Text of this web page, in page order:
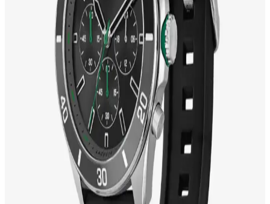
Günümüzde saatler, şıklık ve statü simgesi olmanın yanı sıra kişisel
tarzı yansıtan önemli aksesuarlar arasında yer alır. En popüler ve
güvenilir markaları, seçim kriterlerini ve güncel trendleri keşfedin.
Casio Klasik Saatler: Zamansız Şıklık ve
Fonksiyonelliğin Buluşması
Casio klasik saatler, şık tasarımı ve fonksiyonel özellikleriyle her
ortamda stil sahibi olmanızı sağlar. Dayanıklı ve kullanışlı modeller,
zamansız şıklık arayanlar için ideal seçimdir.
Babalar Günü İçin En Uygun Saat Seçenekleri ve
Trendler Hakkında Bilgi
Babalar Günü için şık ve anlamlı saatler, tarz ve fonksiyonelliği bir
arada sunar. Kişiselleştirilebilir modellerle hediye seçiminizi öne
çıkarın ve sevginizi en güzel şekilde ifade edin.